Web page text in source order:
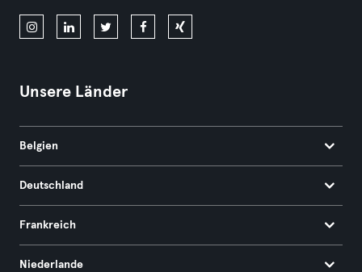
Unsere Länder
Belgien
Deutschland
Frankreich
Niederlande